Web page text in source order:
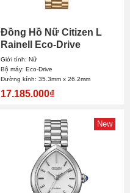
Đồng Hồ Nữ Citizen L
Rainell Eco-Drive
EM1203-57X
35.3mmx26.2mm
Giới tính: Nữ
Bộ máy: Eco-Drive
Đường kính: 35.3mm x 26.2mm
17.185.000₫
New